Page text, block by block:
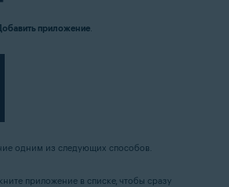
приложение
одним из следующих способов.
приложение в списке, чтобы сразу